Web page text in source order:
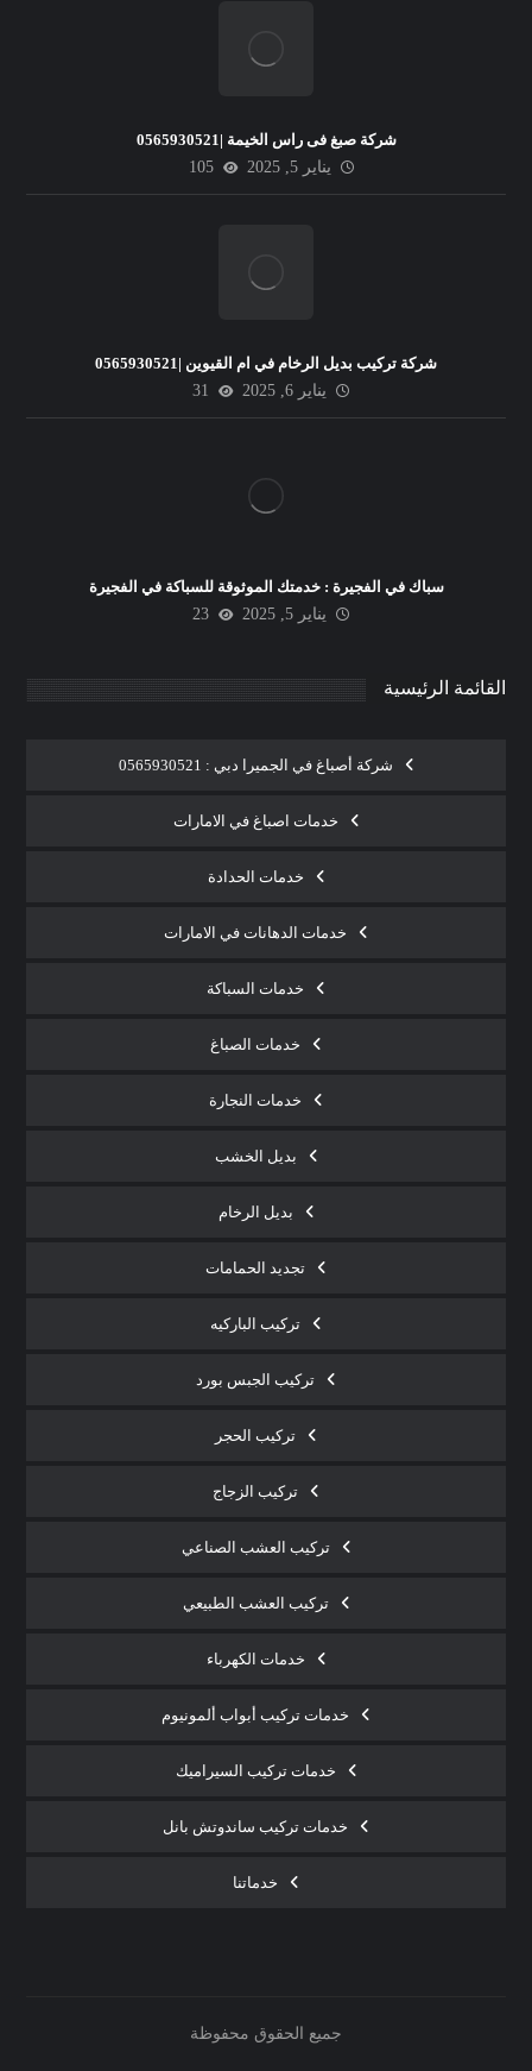
شركة صبغ فى راس الخيمة |0565930521
يناير 5, 2025
105
شركة تركيب بديل الرخام في ام القيوين |0565930521
يناير 6, 2025
31
سباك في الفجيرة : خدمتك الموثوقة للسباكة في الفجيرة
يناير 5, 2025
23
القائمة الرئيسية
شركة أصباغ في الجميرا دبي : 0565930521
خدمات اصباغ في الامارات
خدمات الحدادة
خدمات الدهانات في الامارات
خدمات السباكة
خدمات الصباغ
خدمات النجارة
بديل الخشب
بديل الرخام
تجديد الحمامات
تركيب الباركيه
تركيب الجبس بورد
تركيب الحجر
تركيب الزجاج
تركيب العشب الصناعي
تركيب العشب الطبيعي
خدمات الكهرباء
خدمات تركيب أبواب ألمونيوم
خدمات تركيب السيراميك
خدمات تركيب ساندوتش بانل
خدماتنا
جميع الحقوق محفوظة